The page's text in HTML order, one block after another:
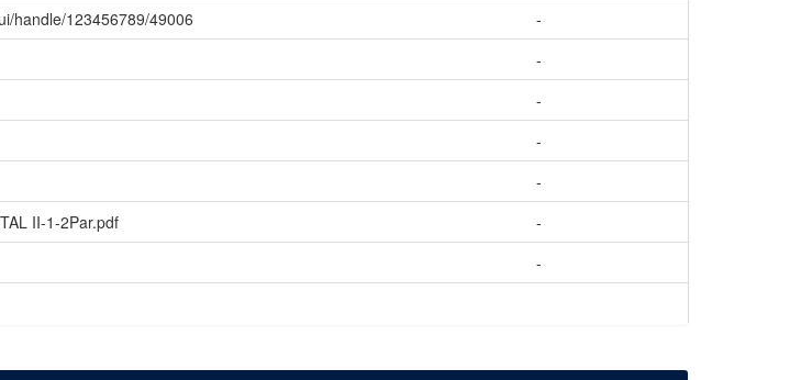
handle/123456789/49006
-
-
-
-
-
II-1-2Par.pdf
-
-